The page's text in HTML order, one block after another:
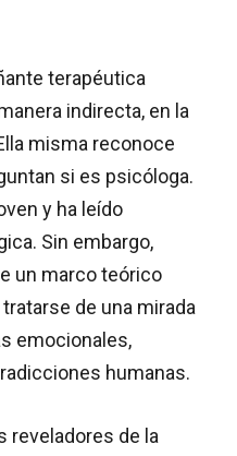
terapéutica
indirecta, en la
misma reconoce
si es psicóloga.
y ha leído
Sin embargo,
un marco teórico
de una mirada
emocionales,
humanas.
reveladores de la